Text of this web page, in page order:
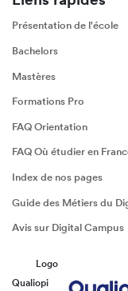
Présentation de l'école
Bachelors
Mastères
Formations Pro
FAQ Orientation
FAQ Où étudier en
Index de nos pages
Guide des Métiers du
Avis sur Digital Campus
Logo
Qualiopi